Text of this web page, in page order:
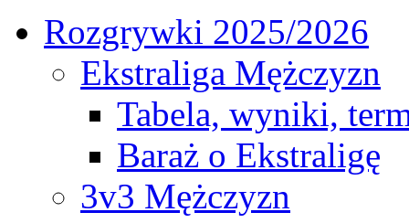
Rozgrywki 2025/2026
Ekstraliga Mężczyzn
Tabela, wyniki,
Baraż o Ekstraligę
3v3 Mężczyzn